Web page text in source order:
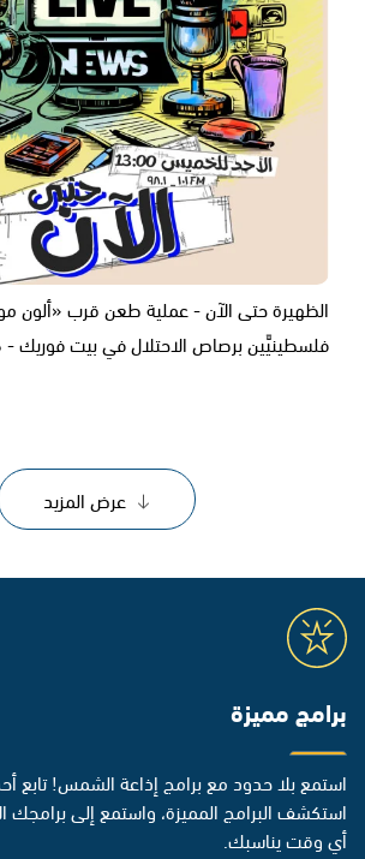
الظهيرة حتى الآن - عملية طعن قرب «ألون
فلسطينيَّين برصاص الاحتلال في بيت فوريك - 23.07.2026
عرض المزيد
برامج مميزة
استمع بلا حدود مع برامج إذاعة الشمس! تابع
استكشف البرامج المميزة، واستمع إلى برامجك
أي وقت يناسبك.